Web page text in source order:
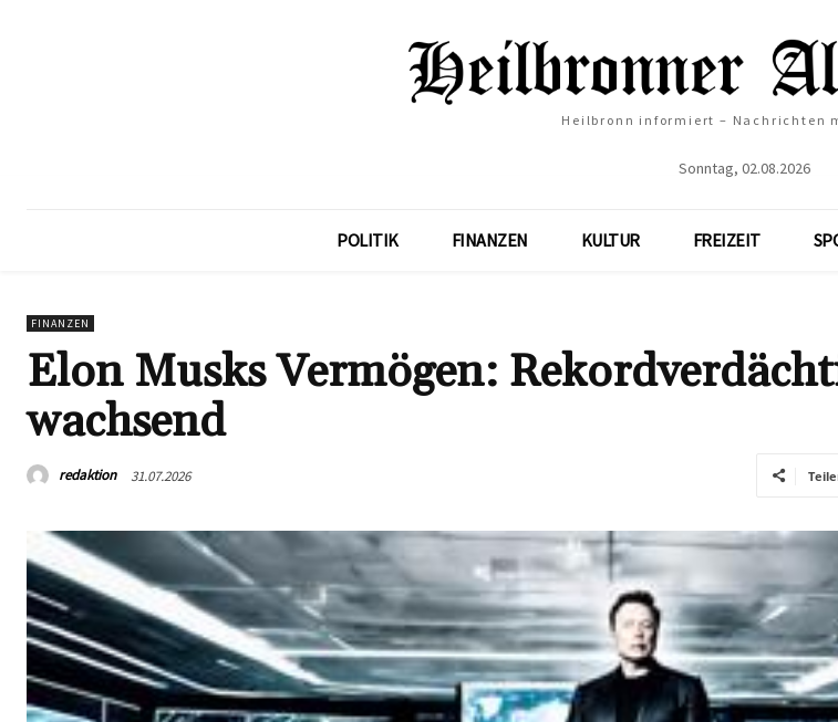
Heilbronn informiert – Nachrichten
Sonntag, 02.08.2026
POLITIK FINANZEN KULTUR FREIZEIT
FINANZEN
Elon Musks Vermögen:
wachsend
redaktion 31.07.2026